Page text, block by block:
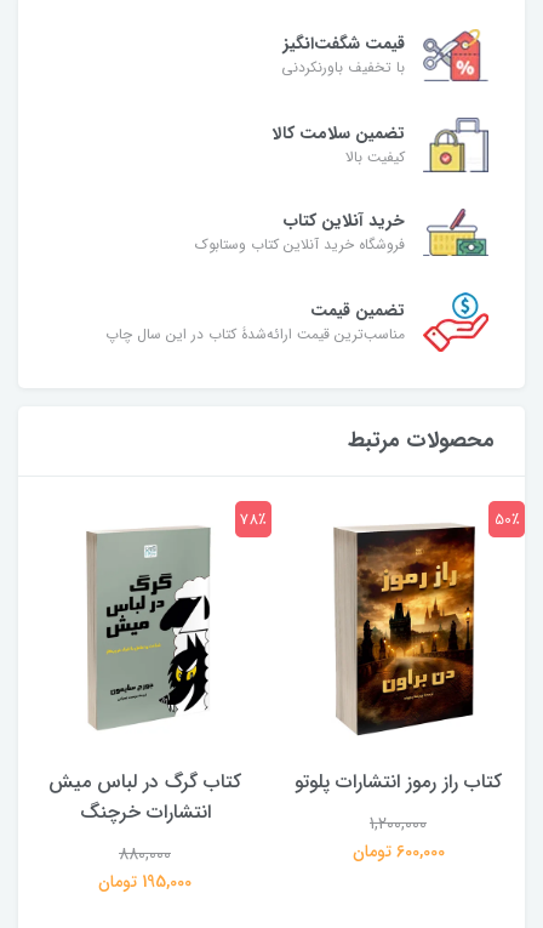
قیمت شگفت‌انگیز
با تخفیف باورنکردنی
تضمین سلامت کالا
کیفیت بالا
خرید آنلاین کتاب
فروشگاه خرید آنلاین کتاب وستابوک
تضمین قیمت
مناسب‌ترین قیمت ارائه‌شدۀ کتاب در این سال چاپ
محصولات مرتبط
کتاب راز رموز انتشارات پلوتو
1,200,000
600,000 تومان
50٪
کتاب گرگ در لباس میش
انتشارات خرچنگ
880,000
195,000 تومان
78٪